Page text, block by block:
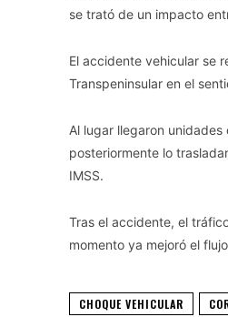
se trató de un impacto
El accidente vehicular se
Transpeninsular en el
Al lugar llegaron
posteriormente lo
IMSS.
Tras el accidente, el
momento ya mejoró el
CHOQUE VEHICULAR